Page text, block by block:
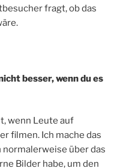
fragt, ob das
besser, wenn du es
wenn Leute auf
filmen. Ich mache das
normalerweise über das
Bilder habe, um den